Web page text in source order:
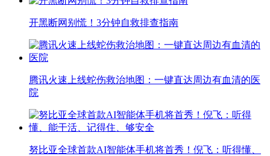
开黑断网别慌！3分钟自救排查指南
腾讯火速上线蛇伤救治地图：一键直达周边有血清的医
院
努比亚全球首款AI智能体手机将首秀！倪飞：听得懂、